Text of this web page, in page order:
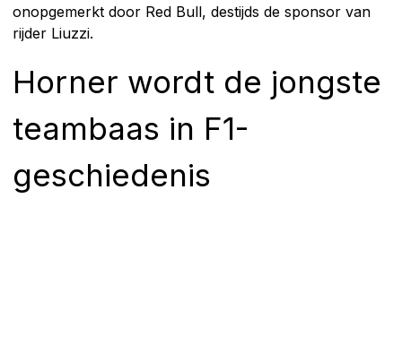
onopgemerkt door Red Bull, destijds de sponsor van
rijder Liuzzi.
Horner wordt de jongste
teambaas in F1-
geschiedenis